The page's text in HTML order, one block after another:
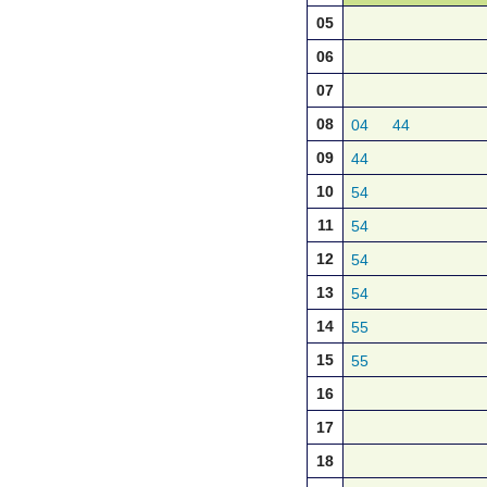
05
06
07
08
04
44
09
44
10
54
11
54
12
54
13
54
14
55
15
55
16
17
18